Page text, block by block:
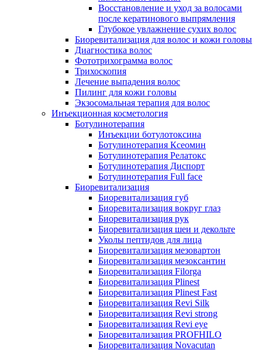
Восстановление и уход за волосами
после кератинового выпрямления
Глубокое увлажнение сухих волос
Биоревитализация для волос и кожи головы
Диагностика волос
Фототрихограмма волос
Трихоскопия
Лечение выпадения волос
Пилинг для кожи головы
Экзосомальная терапия для волос
Инъекционная косметология
Ботулинотерапия
Инъекции ботулотоксина
Ботулинотерапия Ксеомин
Ботулинотерапия Релатокс
Ботулинотерапия Диспорт
Ботулинотерапия Full face
Биоревитализация
Биоревитализация губ
Биоревитализация вокруг глаз
Биоревитализация рук
Биоревитализация шеи и декольте
Уколы пептидов для лица
Биоревитализация мезовартон
Биоревитализация мезоксантин
Биоревитализация Filorga
Биоревитализация Plinest
Биоревитализация Plinest Fast
Биоревитализация Revi Silk
Биоревитализация Revi strong
Биоревитализация Revi eye
Биоревитализация PROFHILO
Биоревитализация Novacutan